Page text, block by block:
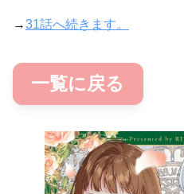
→31話へ続きます。
一覧に戻る